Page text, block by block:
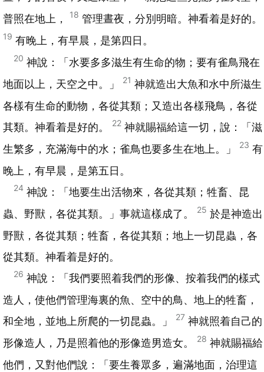
普照在地上，
18 管理晝夜，分別明暗。神看着是好的。
19 有晚上，有早晨，是第四日。
20 神說：「水要多多滋生有生命的物；要有雀鳥飛在
地面以上，天空之中。」
21 神就造出大魚和水中所滋生
各樣有生命的動物，各從其類；又造出各樣飛鳥，各從
其類。神看着是好的。
22 神就賜福給這一切，說：「滋
生繁多，充滿海中的水；雀鳥也要多生在地上。」
23 有
晚上，有早晨，是第五日。
24 神說：「地要生出活物來，各從其類；牲畜、昆
蟲、野獸，各從其類。」事就這樣成了。
25 於是神造出
野獸，各從其類；牲畜，各從其類；地上一切昆蟲，各
從其類。神看着是好的。
26 神說：「我們要照着我們的形像、按着我們的樣式
造人，使他們管理海裏的魚、空中的鳥、地上的牲畜，
和全地，並地上所爬的一切昆蟲。」
27 神就照着自己的
形像造人，乃是照着他的形像造男造女。
28 神就賜福給
他們，又對他們說：「要生養眾多，遍滿地面，治理這